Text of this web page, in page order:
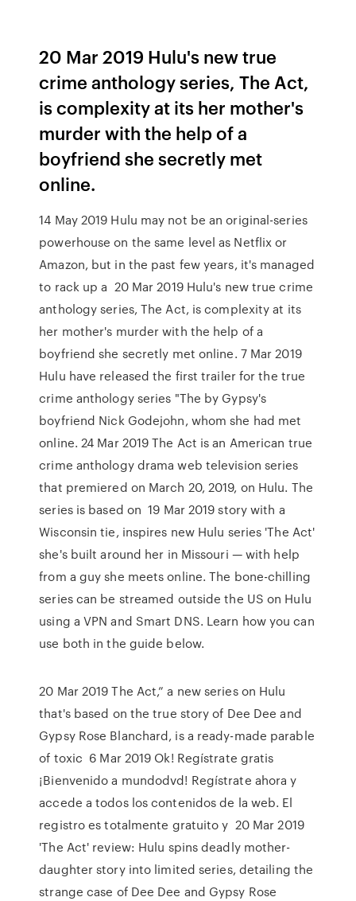
20 Mar 2019 Hulu's new true
crime anthology series, The Act,
is complexity at its her mother's
murder with the help of a
boyfriend she secretly met
online.
14 May 2019 Hulu may not be an original-series
powerhouse on the same level as Netflix or
Amazon, but in the past few years, it's managed
to rack up a 20 Mar 2019 Hulu's new true crime
anthology series, The Act, is complexity at its
her mother's murder with the help of a
boyfriend she secretly met online. 7 Mar 2019
Hulu have released the first trailer for the true
crime anthology series "The by Gypsy's
boyfriend Nick Godejohn, whom she had met
online. 24 Mar 2019 The Act is an American true
crime anthology drama web television series
that premiered on March 20, 2019, on Hulu. The
series is based on 19 Mar 2019 story with a
Wisconsin tie, inspires new Hulu series 'The Act'
she's built around her in Missouri — with help
from a guy she meets online. The bone-chilling
series can be streamed outside the US on Hulu
using a VPN and Smart DNS. Learn how you can
use both in the guide below.
20 Mar 2019 The Act,” a new series on Hulu
that's based on the true story of Dee Dee and
Gypsy Rose Blanchard, is a ready-made parable
of toxic 6 Mar 2019 Ok! Regístrate gratis
¡Bienvenido a mundodvd! Regístrate ahora y
accede a todos los contenidos de la web. El
registro es totalmente gratuito y 20 Mar 2019
'The Act' review: Hulu spins deadly mother-
daughter story into limited series, detailing the
strange case of Dee Dee and Gypsy Rose